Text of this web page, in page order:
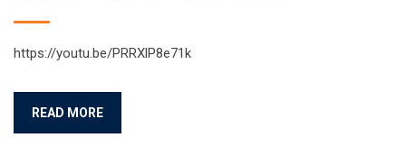
https://youtu.be/PRRXlP8e71k
READ MORE